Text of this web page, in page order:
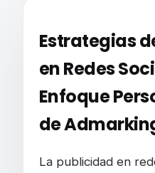
Estrategias
en Redes
Enfoque
de
La publicidad en